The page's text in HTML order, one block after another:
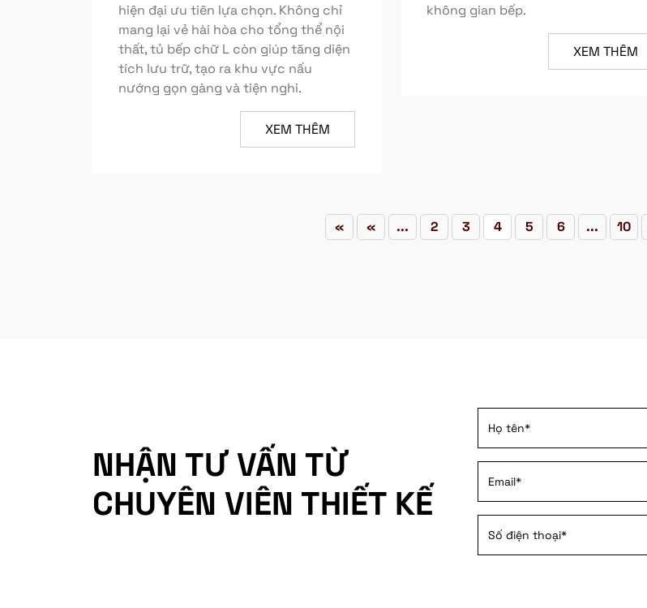
hiện đại ưu tiên lựa chọn. Không chỉ
mang lại vẻ hài hòa cho tổng thể nội
thất, tủ bếp chữ L còn giúp tăng diện
tích lưu trữ, tạo ra khu vực nấu
nướng gọn gàng và tiện nghi.
XEM THÊM
không gian bếp.
XEM THÊM
« « ... 2 3 4 5 6 ... 10
NHẬN TƯ VẤN TỪ
CHUYÊN VIÊN THIẾT KẾ